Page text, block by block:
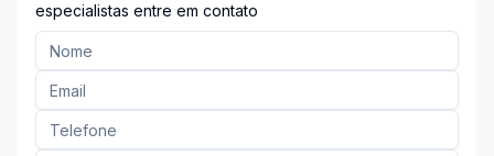
especialistas entre em contato